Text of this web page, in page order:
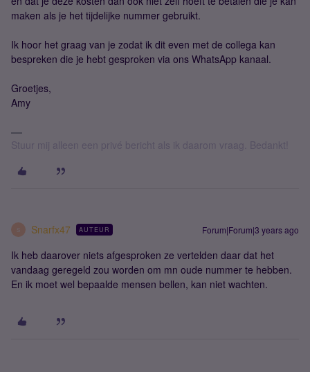
maken als je het tijdelijke nummer gebruikt.
Ik hoor het graag van je zodat ik dit even met de collega kan
bespreken die je hebt gesproken via ons WhatsApp kanaal.
Groetjes,
Amy
Stuur mij alleen een privé bericht als ik daarom vraag. Bedankt!
S Snarfx47 AUTEUR Forum|Forum|3 years ago
Ik heb daarover niets afgesproken ze vertelden daar dat het
vandaag geregeld zou worden om mn oude nummer te hebben.
En ik moet wel bepaalde mensen bellen, kan niet wachten.